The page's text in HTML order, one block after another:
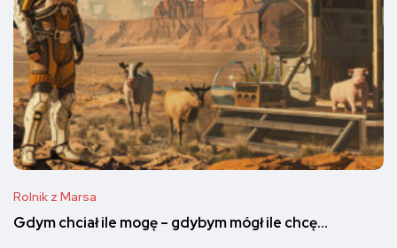
Rolnik z Marsa
Gdym chciał ile mogę – gdybym mógł ile chcę…